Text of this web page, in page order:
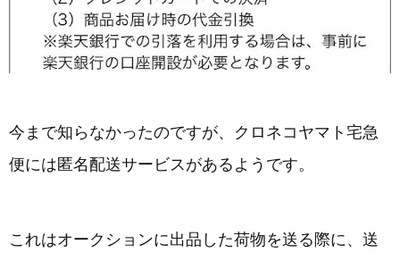
今まで知らなかったのですが、クロネコヤマト宅急
便には匿名配送サービスがあるようです。
これはオークションに出品した荷物を送る際に、送